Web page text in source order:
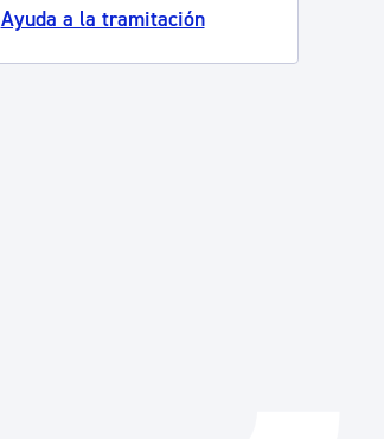
Ayuda a la tramitación